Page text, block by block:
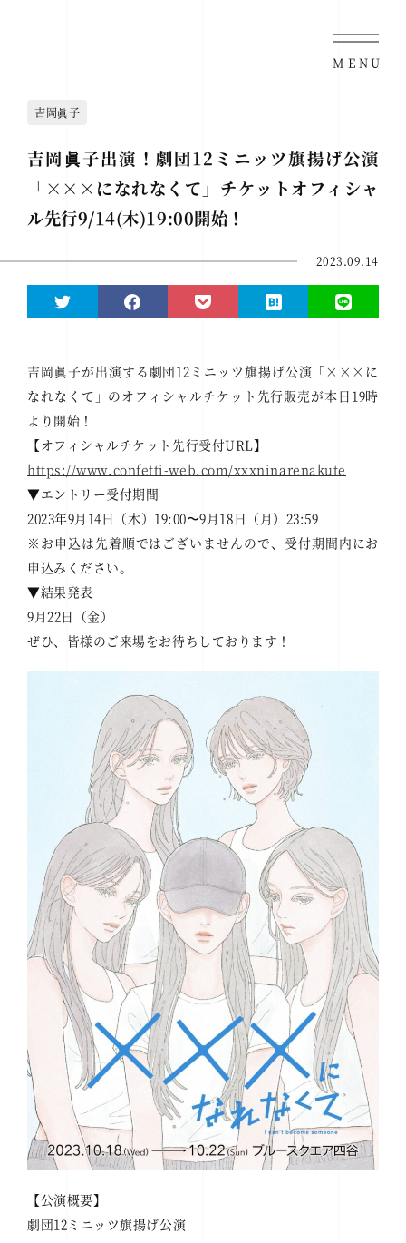
MENU
吉岡眞子
吉岡眞子出演！劇団12ミニッツ旗揚げ公演
「×××になれなくて」チケットオフィシャ
ル先行9/14(木)19:00開始！
2023.09.14
吉岡眞子が出演する劇団12ミニッツ旗揚げ公演「×××に
なれなくて」のオフィシャルチケット先行販売が本日19時
より開始！
【オフィシャルチケット先行受付URL】
https://www.confetti-web.com/xxxninarenakute
▼エントリー受付期間
2023年9月14日（木）19:00〜9月18日（月）23:59
※お申込は先着順ではございませんので、受付期間内にお
申込みください。
▼結果発表
9月22日（金）
ぜひ、皆様のご来場をお待ちしております！
【公演概要】
劇団12ミニッツ旗揚げ公演